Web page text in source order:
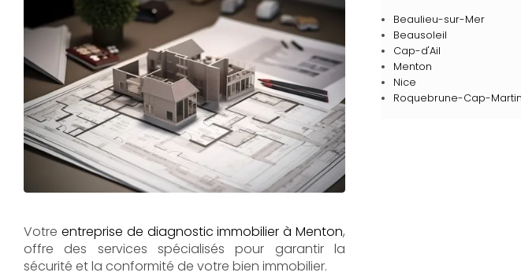
Votre entreprise de diagnostic immobilier à Menton,
offre des services spécialisés pour garantir la
sécurité et la conformité de votre bien immobilier.
Beaulieu-sur-Mer
Beausoleil
Cap-d'Ail
Menton
Nice
Roquebrune-Cap-Martin